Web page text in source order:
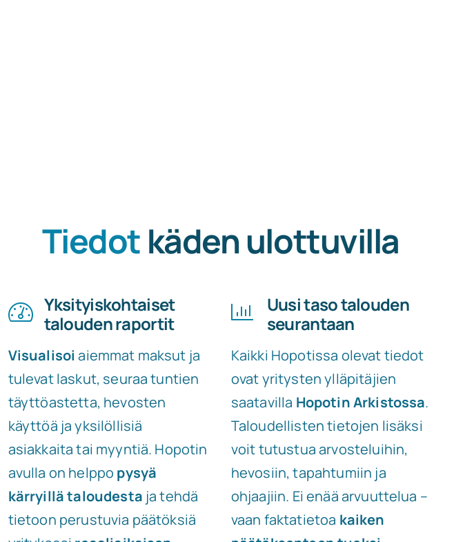
Tiedot käden ulottuvilla
Yksityiskohtaiset
talouden raportit
Visualisoi aiemmat maksut ja
tulevat laskut, seuraa tuntien
täyttöastetta, hevosten
käyttöä ja yksilöllisiä
asiakkaita tai myyntiä. Hopotin
avulla on helppo pysyä
kärryillä taloudesta ja tehdä
tietoon perustuvia päätöksiä
Uusi taso talouden
seurantaan
Kaikki Hopotissa olevat tiedot
ovat yritysten ylläpitäjien
saatavilla Hopotin Arkistossa.
Taloudellisten tietojen lisäksi
voit tutustua arvosteluihin,
hevosiin, tapahtumiin ja
ohjaajiin. Ei enää arvuuttelua –
vaan faktatietoa kaiken